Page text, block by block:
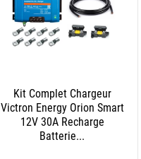
Kit Complet Chargeur
Victron Energy Orion Smart
12V 30A Recharge
Batterie...